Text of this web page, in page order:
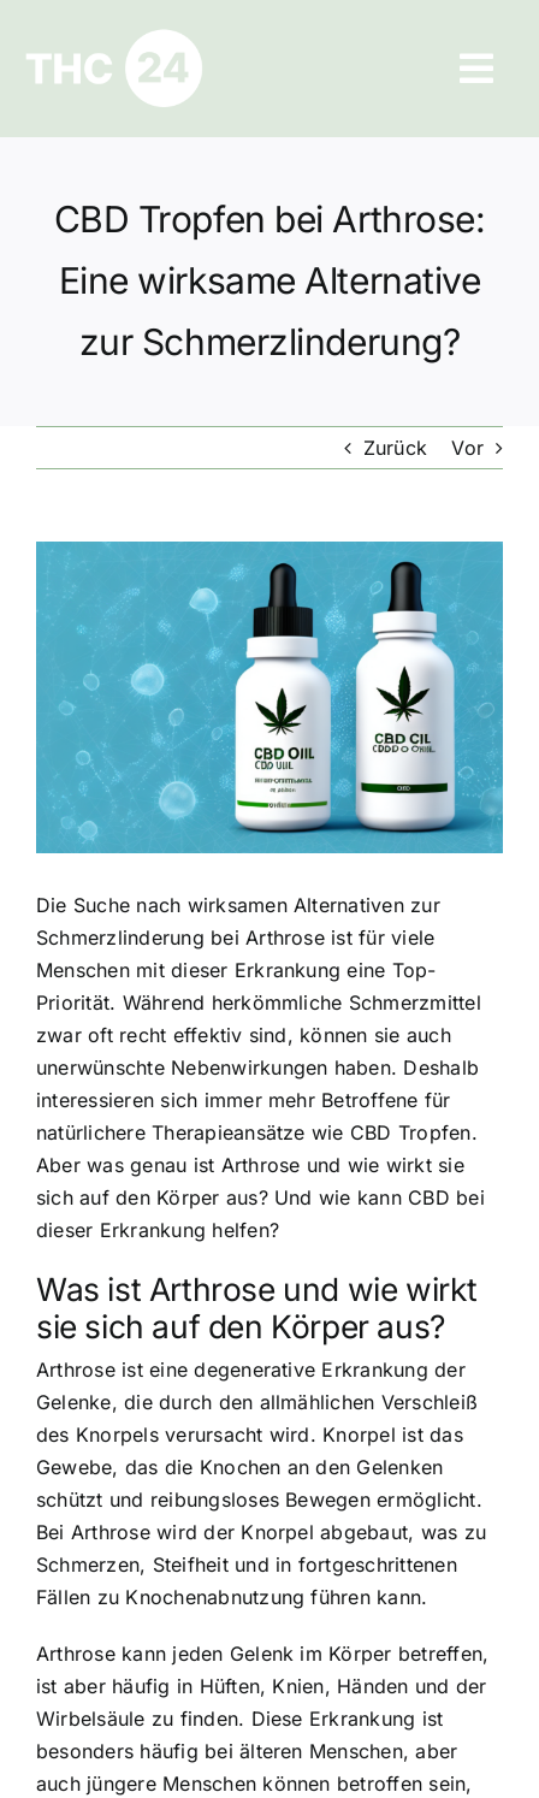
springen
Ratgeber
Hilfe und Kontakt
Datenschutz
CBD Tropfen bei Arthrose:
Eine wirksame Alternative
zur Schmerzlinderung?
Zurück Vor
Zeige
grösseres
Die Suche nach wirksamen Alternativen zur
Schmerzlinderung bei Arthrose ist für viele
Menschen mit dieser Erkrankung eine Top-
Priorität. Während herkömmliche Schmerzmittel
zwar oft recht effektiv sind, können sie auch
unerwünschte Nebenwirkungen haben. Deshalb
interessieren sich immer mehr Betroffene für
natürlichere Therapieansätze wie CBD Tropfen.
Aber was genau ist Arthrose und wie wirkt sie
sich auf den Körper aus? Und wie kann CBD bei
dieser Erkrankung helfen?
Was ist Arthrose und wie wirkt
sie sich auf den Körper aus?
Arthrose ist eine degenerative Erkrankung der
Gelenke, die durch den allmählichen Verschleiß
des Knorpels verursacht wird. Knorpel ist das
Gewebe, das die Knochen an den Gelenken
schützt und reibungsloses Bewegen ermöglicht.
Bei Arthrose wird der Knorpel abgebaut, was zu
Schmerzen, Steifheit und in fortgeschrittenen
Fällen zu Knochenabnutzung führen kann.
Arthrose kann jeden Gelenk im Körper betreffen,
ist aber häufig in Hüften, Knien, Händen und der
Wirbelsäule zu finden. Diese Erkrankung ist
besonders häufig bei älteren Menschen, aber
auch jüngere Menschen können betroffen sein,